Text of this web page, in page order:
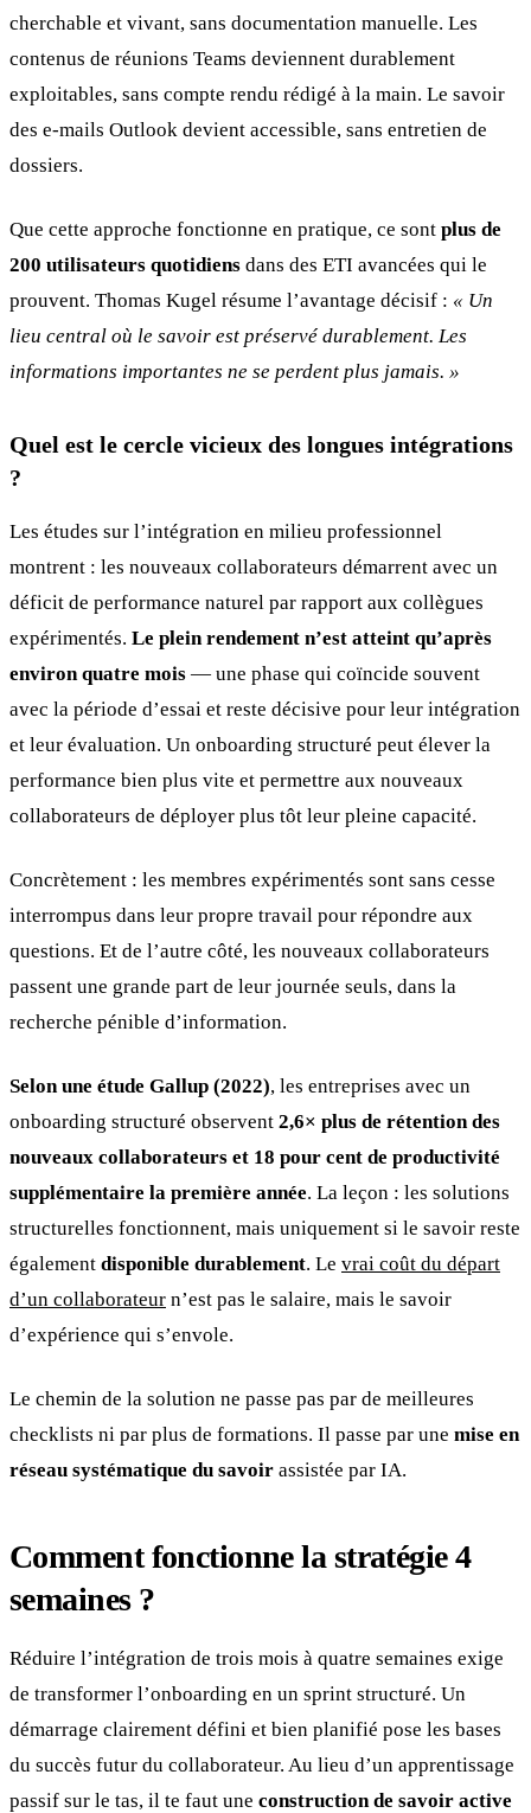
cherchable et vivant, sans documentation manuelle. Les
contenus de réunions Teams deviennent durablement
exploitables, sans compte rendu rédigé à la main. Le savoir
des e-mails Outlook devient accessible, sans entretien de
dossiers.
Que cette approche fonctionne en pratique, ce sont plus de
200 utilisateurs quotidiens dans des ETI avancées qui le
prouvent. Thomas Kugel résume l’avantage décisif : « Un
lieu central où le savoir est préservé durablement. Les
informations importantes ne se perdent plus jamais. »
Quel est le cercle vicieux des longues intégrations
?
Les études sur l’intégration en milieu professionnel
montrent : les nouveaux collaborateurs démarrent avec un
déficit de performance naturel par rapport aux collègues
expérimentés. Le plein rendement n’est atteint qu’après
environ quatre mois — une phase qui coïncide souvent
avec la période d’essai et reste décisive pour leur intégration
et leur évaluation. Un onboarding structuré peut élever la
performance bien plus vite et permettre aux nouveaux
collaborateurs de déployer plus tôt leur pleine capacité.
Concrètement : les membres expérimentés sont sans cesse
interrompus dans leur propre travail pour répondre aux
questions. Et de l’autre côté, les nouveaux collaborateurs
passent une grande part de leur journée seuls, dans la
recherche pénible d’information.
Selon une étude Gallup (2022), les entreprises avec un
onboarding structuré observent 2,6× plus de rétention des
nouveaux collaborateurs et 18 pour cent de productivité
supplémentaire la première année. La leçon : les solutions
structurelles fonctionnent, mais uniquement si le savoir reste
également disponible durablement. Le vrai coût du départ
d’un collaborateur n’est pas le salaire, mais le savoir
d’expérience qui s’envole.
Le chemin de la solution ne passe pas par de meilleures
checklists ni par plus de formations. Il passe par une mise en
réseau systématique du savoir assistée par IA.
Comment fonctionne la stratégie 4
semaines ?
Réduire l’intégration de trois mois à quatre semaines exige
de transformer l’onboarding en un sprint structuré. Un
démarrage clairement défini et bien planifié pose les bases
du succès futur du collaborateur. Au lieu d’un apprentissage
passif sur le tas, il te faut une construction de savoir active